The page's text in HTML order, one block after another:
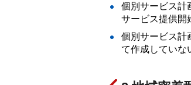
個別サービス計
サービス提供開
個別サービス計
て作成していな